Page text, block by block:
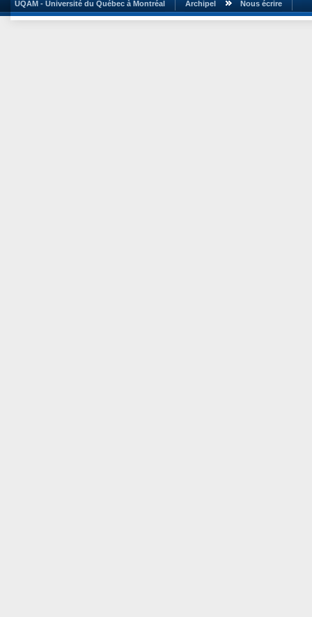
UQAM - Université du Québec à Montréal Archipel Nous écrire